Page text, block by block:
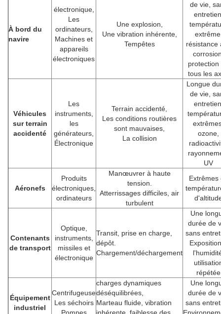
À bord du
navire
électronique,
Les
ordinateurs,
Machines et
appareils
électroniques
Une explosion,
Une vibration inhérente,
Tempêtes
de vie,
résistance
protection
tous les
Véhicules
sur terrain
accidenté
Les
instruments,
les
générateurs,
Électronique
Terrain accidenté,
Les conditions routières
sont mauvaises,
La collision
Longue
de vie,
ozone,
UV
Aéronefs
Produits
électroniques,
ordinateurs
Manœuvrer à haute
tension.
Atterrissages difficiles, air
turbulent
Extrêmes
Contenants
de transport
Optique,
instruments,
missiles et
électronique
Transit, prise en charge,
dépôt.
Chargement/déchargement
Une
durée de
sans
répétée
Équipement
industriel
Centrifugeuse
Les séchoirs
charges dynamiques
déséquilibrées,
Marteau fluide, vibration
Une
durée de
sans